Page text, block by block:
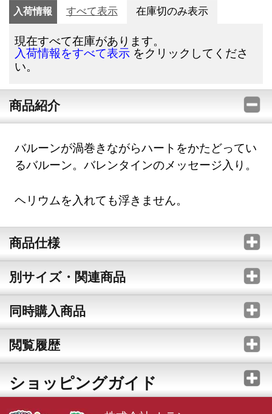
入荷情報 すべて表示 在庫切のみ表示
現在すべて在庫があります。
入荷情報をすべて表示 をクリックしてくださ
い。
商品紹介
バルーンが渦巻きながらハートをかたどってい
るバルーン。バレンタインのメッセージ入り。
ヘリウムを入れても浮きません。
商品仕様
別サイズ・関連商品
同時購入商品
閲覧履歴
ショッピングガイド